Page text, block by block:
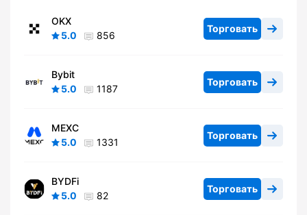
OKX
5.0
856
Торговать
Bybit
5.0
1187
Торговать
MEXC
5.0
1331
Торговать
BYDFi
5.0
82
Торговать